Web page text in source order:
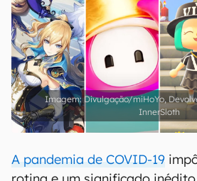
Divulgação/miHoYo,
InnerSloth
A pandemia de COVID-19